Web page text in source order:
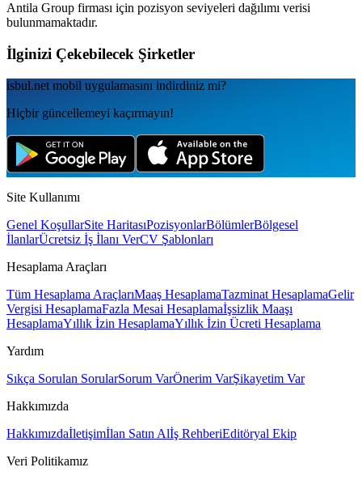
Antila Group firması için pozisyon seviyeleri dağılımı verisi
bulunmamaktadır.
İlginizi Çekebilecek Şirketler
isbul.net mobil uygulamаsını indirdiniz mi?
Hiçbir güncellemeyi kaçırmayın!
Site Kullanımı
Genel KoşullarSite HaritasıPozisyonlarBölümlerBölgesel
İlanlarÜcretsiz İş İlanı VerCV Şablonları
Hesaplama Araçları
Tüm Hesaplama AraçlarıMaaş HesaplamaTazminat HesaplamaGelir
Vergisi HesaplamaFazla Mesai Hesaplamaİşsizlik Maaşı
HesaplamaYıllık İzin HesaplamaYıllık İzin Ücreti Hesaplama
Yardım
Sıkça Sorulan SorularSorum VarÖnerim VarŞikayetim Var
Hakkımızda
Hakkımızdaİletişimİlan Satın Alİş RehberiEditöryal Ekip
Veri Politikamız